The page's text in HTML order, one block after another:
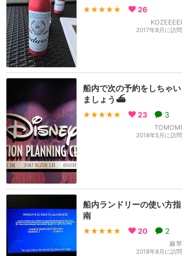
★★★★★ 26
KOZEEEEI
2017年8月に訪問
船内で次の予約をしちゃい
ましょう⛴️
★★★★★ 23 3
TOMOMI
2018年5月に訪問
船内ランドリーの使い方指
南
★★★★★ 20 2
麻琴
2018年8月に訪問